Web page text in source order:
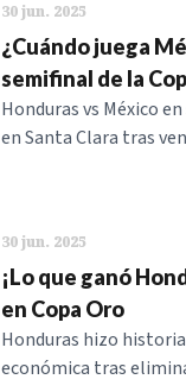
30 jun. 2025
¿Cuándo juega
semifinal de la
Honduras vs México
en Santa Clara tras
30 jun. 2025
¡Lo que ganó
en Copa Oro
Honduras hizo
económica tras